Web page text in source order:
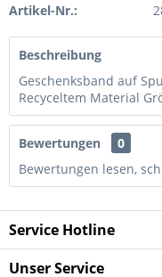
Artikel-Nr.:
Beschreibung
Geschenksband auf
Recyceltem Material
Bewertungen
0
Bewertungen lesen,
Service Hotline
Unser Service